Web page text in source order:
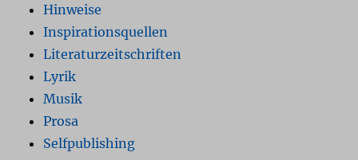
Hinweise
Inspirationsquellen
Literaturzeitschriften
Lyrik
Musik
Prosa
Selfpublishing